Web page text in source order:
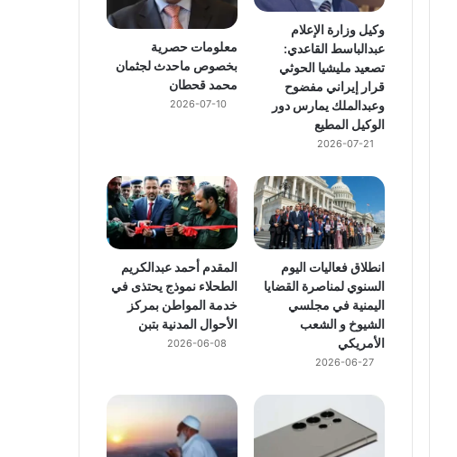
وكيل وزارة الإعلام
عبدالباسط القاعدي:
تصعيد مليشيا الحوثي
قرار إيراني مفضوح
وعبدالملك يمارس دور
الوكيل المطيع
2026-07-21
معلومات حصرية
بخصوص ماحدث لجثمان
محمد قحطان
2026-07-10
انطلاق فعاليات اليوم
السنوي لمناصرة القضايا
اليمنية في مجلسي
الشيوخ و الشعب
الأمريكي
2026-06-27
المقدم أحمد عبدالكريم
الطحلاء نموذج يحتذى في
خدمة المواطن بمركز
الأحوال المدنية بتبن
2026-06-08